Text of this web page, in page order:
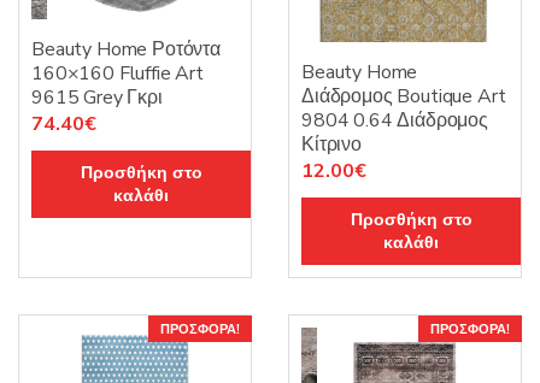
Beauty Home Ροτόντα
160×160 Fluffie Art
9615 Grey Γκρι
Original
price
74.40€Η
τρέχουσα
τιμή
είναι:
Προσθήκη στο
καλάθι
Beauty Home
Διάδρομος Boutique Art
9804 0.64 Διάδρομος
Κίτρινο
Original
price
12.00€Η
τρέχουσα
τιμή
είναι:
12.00€.
Προσθήκη στο
καλάθι
ΠΡΟΣΦΟΡΆ! ΠΡΟΣΦΟΡΆ!